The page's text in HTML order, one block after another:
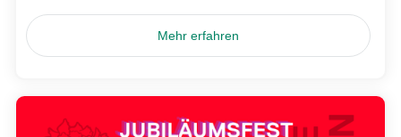
Mehr erfahren